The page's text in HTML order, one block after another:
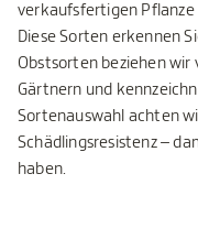
verkaufsfertigen Pflanze
Diese Sorten erkennen
Obstsorten beziehen
Gärtnern und
Sortenauswahl achten
Schädlingsresistenz –
haben.